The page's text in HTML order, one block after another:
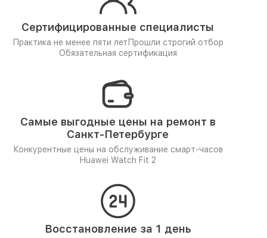
Сертифицированные специалисты
Практика не менее пяти лет Прошли строгий отбор
Обязательная сертификация
Самые выгодные цены на ремонт в
Санкт-Петербурге
Конкурентные цены на обслуживание смарт-часов
Huawei Watch Fit 2
Восстановление за 1 день